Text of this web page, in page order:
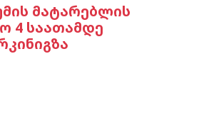
მატარებლის
4 საათამდე